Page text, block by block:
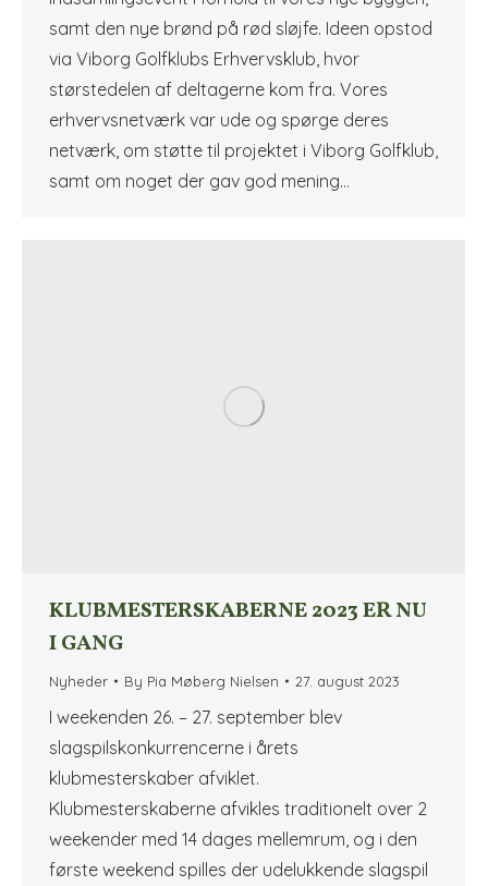
samt den nye brønd på rød sløjfe. Ideen opstod
via Viborg Golfklubs Erhvervsklub, hvor
størstedelen af deltagerne kom fra. Vores
erhvervsnetværk var ude og spørge deres
netværk, om støtte til projektet i Viborg Golfklub,
samt om noget der gav god mening…
KLUBMESTERSKABERNE 2023 ER NU
I GANG
Nyheder By Pia Møberg Nielsen 27. august 2023
I weekenden 26. – 27. september blev
slagspilskonkurrencerne i årets
klubmesterskaber afviklet.
Klubmesterskaberne afvikles traditionelt over 2
weekender med 14 dages mellemrum, og i den
første weekend spilles der udelukkende slagspil